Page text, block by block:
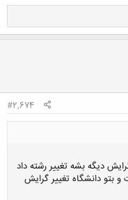
#2,674
دیگه بشه تغییر رشته داد
بتو دانشگاه تغییر گرایش